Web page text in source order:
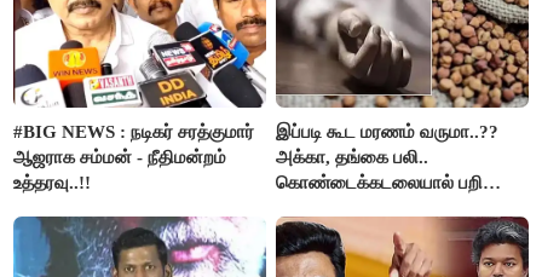
#BIG NEWS : நடிகர் சரத்குமார்
ஆஜராக சம்மன் - நீதிமன்றம்
உத்தரவு..!!
இப்படி கூட மரணம் வருமா..??
அக்கா, தங்கை பலி..
கொண்டைக்கடலையால் பறிபோன